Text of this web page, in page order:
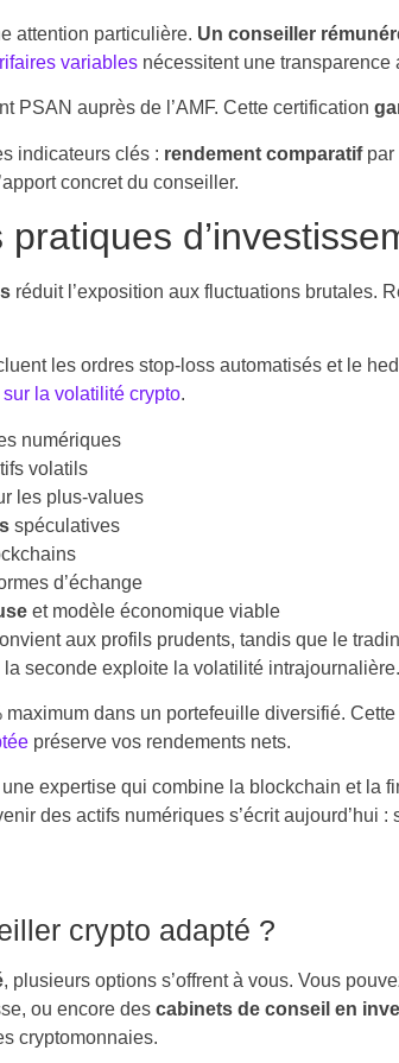
attention particulière. Un conseiller
variables nécessitent une
PSAN auprès de l’AMF. Cette certification
indicateurs clés : rendement comparatifpar
concret du conseiller.
réduit l’exposition aux fluctuations brutales.
les ordres stop-loss automatisés et le
la volatilité crypto.
numériques
volatils
les plus-values
spéculatives
d’échange
et modèle économique viable
aux profils prudents, tandis que le
seconde exploite la volatilité intrajournalière.
maximum dans un portefeuille diversifié.
préserve vos rendements nets.
expertise qui combine la blockchain et la
des actifs numériques s’écrit
crypto adapté ?
, plusieurs options s’offrent à vous. Vous
ou encore des cabinets de conseil en
cryptomonnaies.